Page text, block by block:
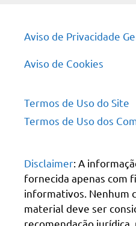
Aviso de Privacidade
Aviso de Cookies
Termos de Uso do Site
Termos de Uso dos
Disclaimer: A
fornecida apenas com
informativos. Nenhum
material deve ser
recomendação